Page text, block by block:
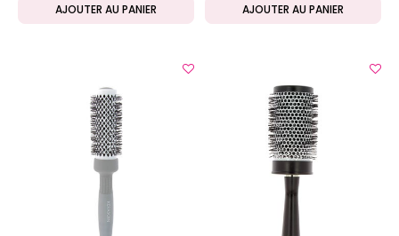
AJOUTER AU PANIER AJOUTER AU PANIER